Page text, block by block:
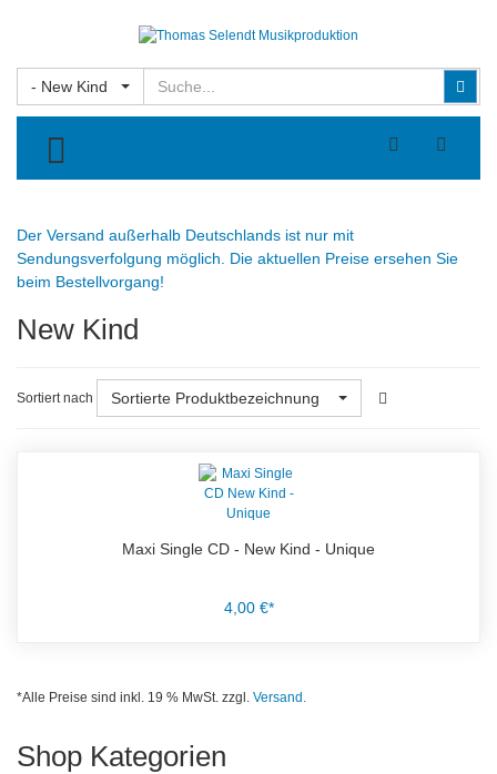
- New Kind
TOGGLE MENU
Der Versand außerhalb Deutschlands ist nur mit
Sendungsverfolgung möglich. Die aktuellen Preise ersehen Sie
beim Bestellvorgang!
New Kind
Sortiert nach Sortierte Produktbezeichnung
Maxi Single CD - New Kind - Unique
4,00 €*
*Alle Preise sind inkl. 19 % MwSt. zzgl. Versand.
Shop Kategorien